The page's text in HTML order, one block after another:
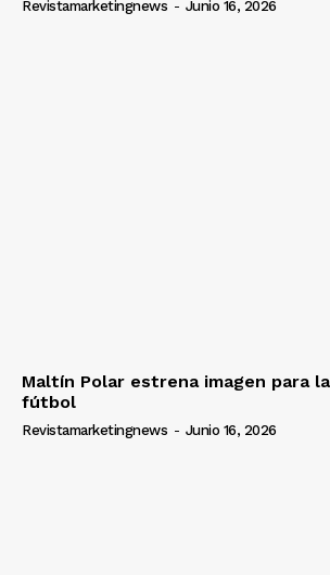
Revistamarketingnews - Junio 16, 2026
Maltín Polar estrena imagen para
fútbol
Revistamarketingnews - Junio 16, 2026